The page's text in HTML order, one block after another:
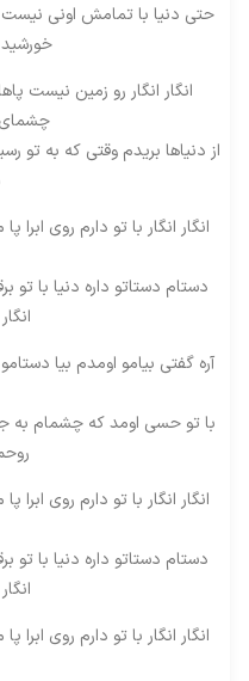
حتی دنیا با تمامش اونی
خورشید
انگار انگار رو زمین نیست
از دنیاها بریدم وقتی که به تو
انگار انگار با تو دارم روی ابرا
دستام دستاتو داره دنیا با تو
آره گفتی بیامو اومدم بیا
با تو حسی اومد که چشمام به
انگار انگار با تو دارم روی ابرا
دستام دستاتو داره دنیا با تو
انگار انگار با تو دارم روی ابرا